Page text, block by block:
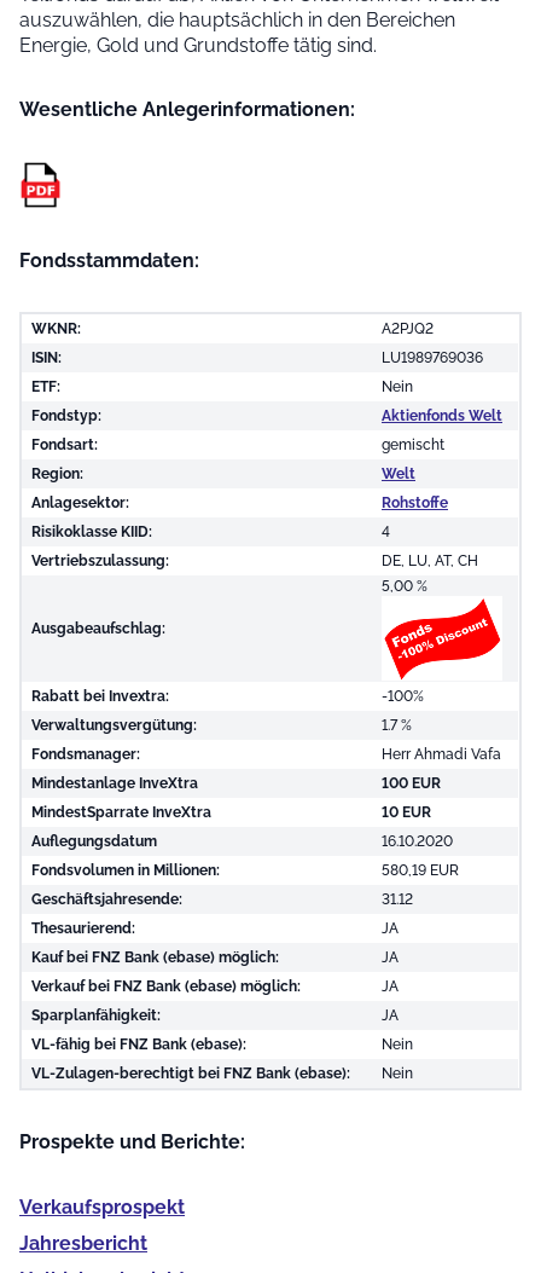
auszuwählen, die hauptsächlich in den Bereichen
Energie, Gold und Grundstoffe tätig sind.
Wesentliche Anleger­informationen:
Fondsstammdaten:
WKNR:
A2PJQ2
ISIN:
LU1989769036
ETF:
Nein
Fondstyp:
Aktienfonds Welt
Fondsart:
gemischt
Region:
Welt
Anlagesektor:
Rohstoffe
Risikoklasse KIID:
4
Vertriebszulassung:
DE, LU, AT, CH
Ausgabeaufschlag:
5,00 %
Rabatt bei Invextra:
-100%
Verwaltungsvergütung:
1.7 %
Fondsmanager:
Herr Ahmadi Vafa
Mindestanlage InveXtra
100 EUR
MindestSparrate InveXtra
10 EUR
Auflegungsdatum
16.10.2020
Fondsvolumen in Millionen:
580,19 EUR
Geschäftsjahresende:
31.12
Thesaurierend:
JA
Kauf bei FNZ Bank (ebase) möglich:
JA
Verkauf bei FNZ Bank (ebase) möglich:
JA
Sparplanfähigkeit:
JA
VL-fähig bei FNZ Bank (ebase):
Nein
VL-Zulagen-berechtigt bei FNZ Bank (ebase):
Nein
Prospekte und Berichte:
Verkaufs­prospekt
Jahres­bericht